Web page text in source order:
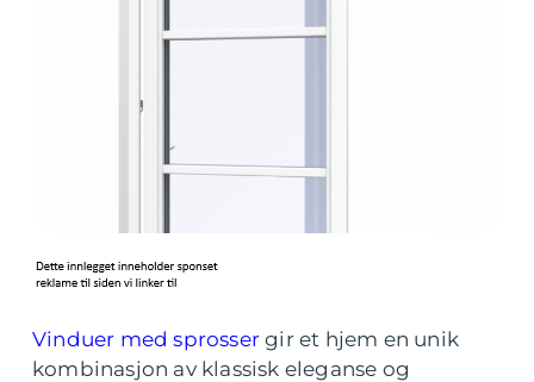
Vinduer med sprosser gir et hjem en unik
kombinasjon av klassisk eleganse og